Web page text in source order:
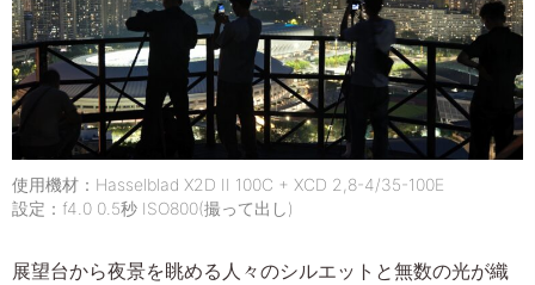
使用機材：Hasselblad X2D II 100C + XCD 2,8-4/35-100E
設定：f4.0 0.5秒 ISO800(撮って出し)
展望台から夜景を眺める人々のシルエットと無数の光が織